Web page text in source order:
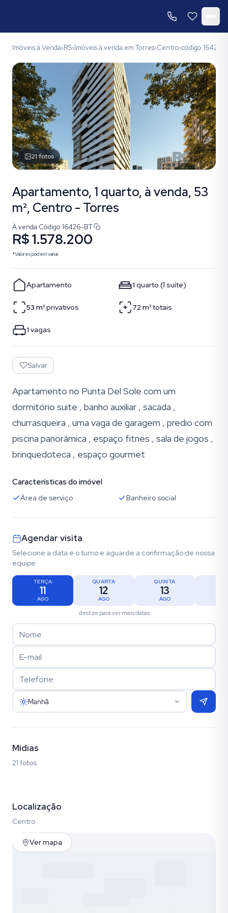
Imóveis à Venda›RS›Imóveis à venda em Torres›Centro›código 16426-
21 fotos
Apartamento, 1 quarto, à venda, 53
m², Centro - Torres
À venda·Código 16426-BT
R$ 1.578.200
*Valores podem variar.
Apartamento 1 quarto (1 suíte)
53 m²privativos 72 m²totais
1 vagas
Salvar
Apartamento no Punta Del Sole com um
dormitório suite , banho auxiliar , sacada ,
churrasqueira , uma vaga de garagem , predio com
piscina panorâmica , espaço fitnes , sala de jogos ,
brinquedoteca , espaço gourmet
Características do imóvel
Área de serviço Banheiro social
Agendar visita
Selecione a data e o turno e aguarde a confirmação de nossa
equipe.
TERÇA
11
AGO
QUARTA
12
AGO
QUINTA
13
AGO
deslize para ver mais datas
Manhã
Mídias
21 fotos
Localização
Centro
Ver mapa